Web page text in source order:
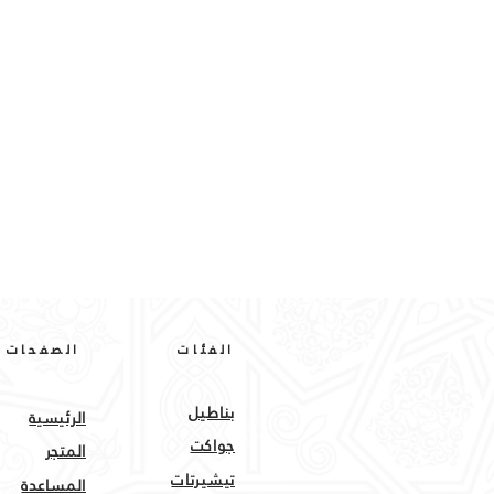
الصفحات الفئات
الرئيسية
المتجر
المساعدة
بناطيل
جواكت
تيشيرتات